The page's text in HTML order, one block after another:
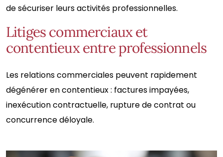
de sécuriser leurs activités professionnelles.
Litiges commerciaux et
contentieux entre professionnels
Les relations commerciales peuvent rapidement
dégénérer en contentieux : factures impayées,
inexécution contractuelle, rupture de contrat ou
concurrence déloyale.